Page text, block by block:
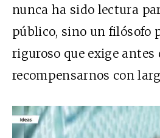
nunca ha sido lectura
público, sino un filósofo
riguroso que exige antes
recompensarnos con